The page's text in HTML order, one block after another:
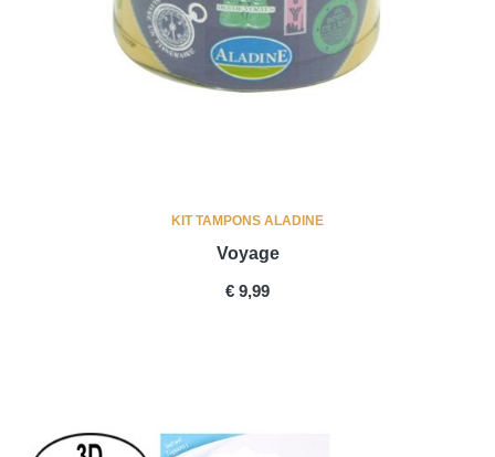
KIT TAMPONS ALADINE
Voyage
PRICE
€ 9,99